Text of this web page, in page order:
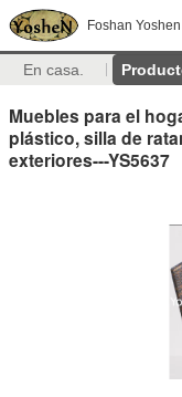
Foshan
En casa.
Muebles para el
plástico, silla de
exteriores---YS5637